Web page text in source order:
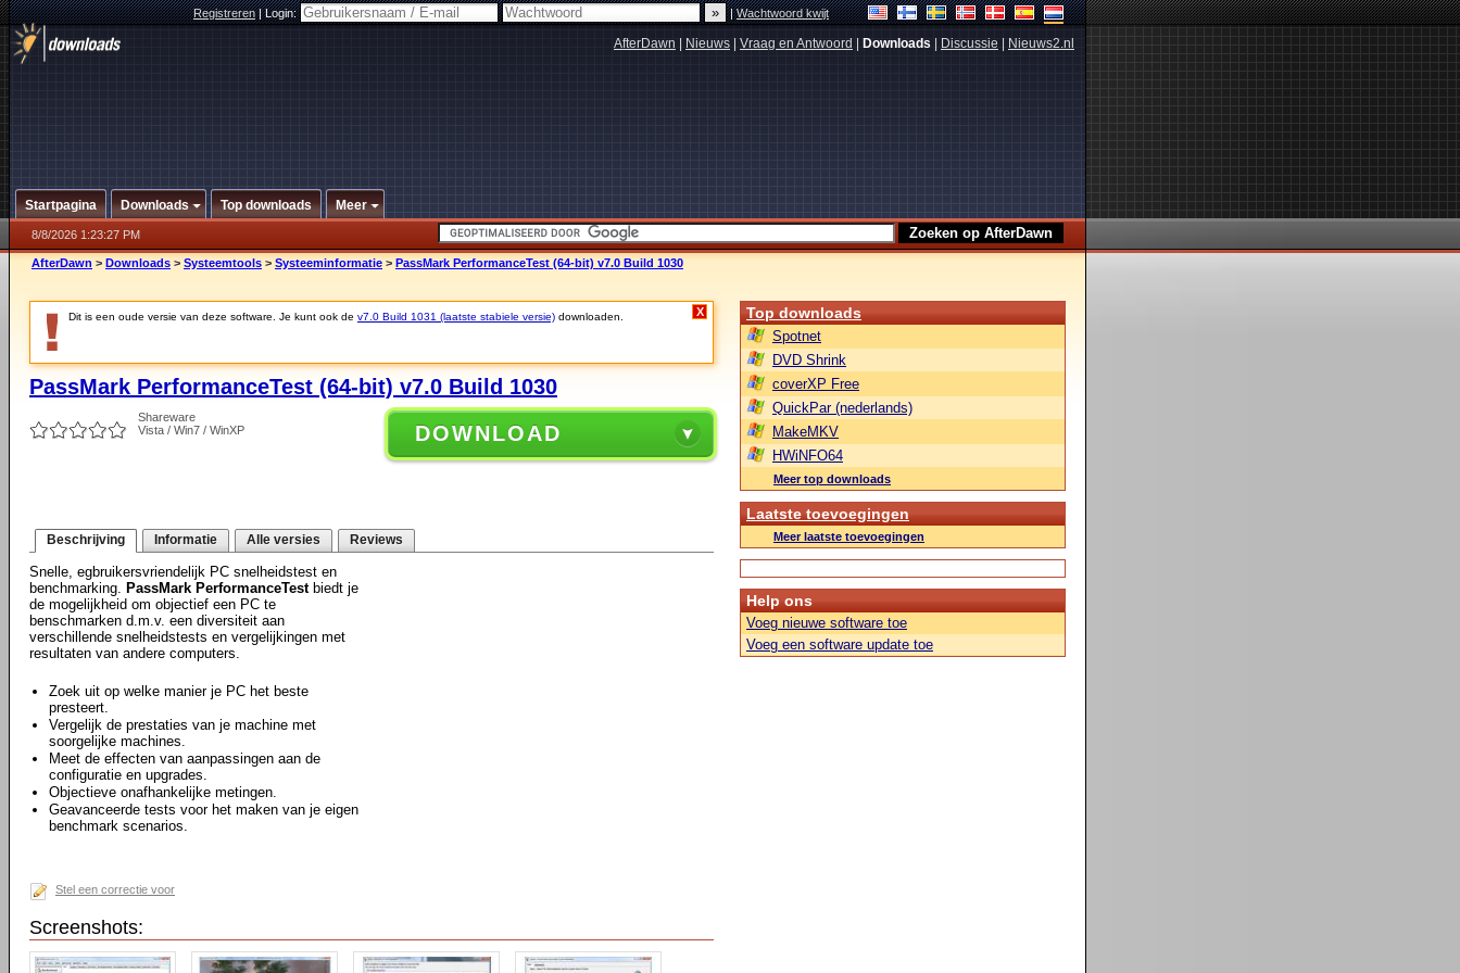
Registreren|Login: |Wachtwoord kwijt
AfterDawn Nieuws Vraag en Antwoord Downloads Discussie Nieuws2.nl
Startpagina Downloads Top downloads Meer
8/8/2026 1:23:27 PM
AfterDawn > Downloads > Systeemtools > Systeeminformatie > PassMark PerformanceTest (64-bit) v7.0 Build 1030
Dit is een oude versie van deze software. Je kunt ook de v7.0 Build 1031 (laatste stabiele versie) downloaden. X
PassMark PerformanceTest (64-bit) v7.0 Build 1030
Shareware
Vista / Win7 / WinXP
DOWNLOAD
Beschrijving Informatie Alle versies Reviews
Snelle, egbruikersvriendelijk PC snelheidstest en
benchmarking. PassMark PerformanceTestbiedt je
de mogelijkheid om objectief een PC te
benschmarken d.m.v. een diversiteit aan
verschillende snelheidstests en vergelijkingen met
resultaten van andere computers.
Zoek uit op welke manier je PC het beste
presteert.
Vergelijk de prestaties van je machine met
soorgelijke machines.
Meet de effecten van aanpassingen aan de
configuratie en upgrades.
Objectieve onafhankelijke metingen.
Geavanceerde tests voor het maken van je eigen
benchmark scenarios.
Stel een correctie voor
Screenshots:
Top downloads
Spotnet
DVD Shrink
coverXP Free
QuickPar (nederlands)
MakeMKV
HWiNFO64
Meer top downloads
Laatste toevoegingen
Meer laatste toevoegingen
Help ons
Voeg nieuwe software toe
Voeg een software update toe